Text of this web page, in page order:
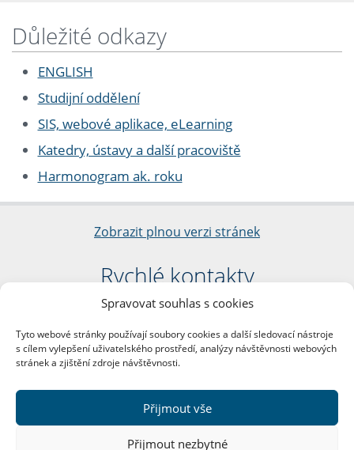
Spravovat souhlas s cookies
Tyto webové stránky používají soubory cookies a další sledovací nástroje
s cílem vylepšení uživatelského prostředí, analýzy návštěvnosti webových
stránek a zjištění zdroje návštěvnosti.
Přijmout vše
Přijmout nezbytné
Důležité odkazy
ENGLISH
Studijní oddělení
SIS, webové aplikace, eLearning
Katedry, ústavy a další pracoviště
Harmonogram ak. roku
Zobrazit plnou verzi stránek
Rychlé kontakty
Filozofická fakulta
nám. Jana Palacha 1/2
116 38 Praha 1
DIČ: CZ00216208
Další kontakty